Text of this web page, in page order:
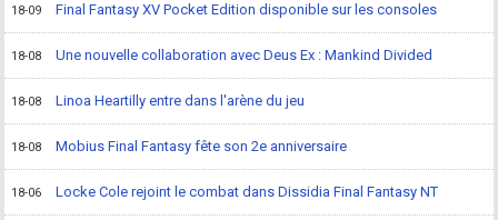
18-09 Final Fantasy XV Pocket Edition disponible sur les consoles
18-08 Une nouvelle collaboration avec Deus Ex : Mankind Divided
18-08 Linoa Heartilly entre dans l'arène du jeu
18-08 Mobius Final Fantasy fête son 2e anniversaire
18-06 Locke Cole rejoint le combat dans Dissidia Final Fantasy NT